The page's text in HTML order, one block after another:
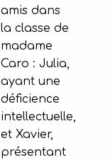
amis dans
la classe de
madame
Caro : Julia,
ayant une
déficience
intellectuelle,
et Xavier,
présentant